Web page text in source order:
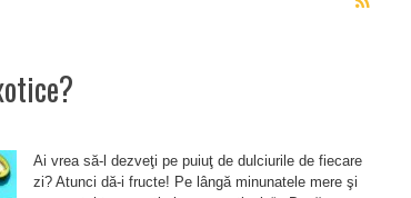
Ai vrea să-l dezveţi pe puiuţ de dulciurile de fiecare
zi? Atunci dă-i fructe! Pe lângă minunatele mere şi